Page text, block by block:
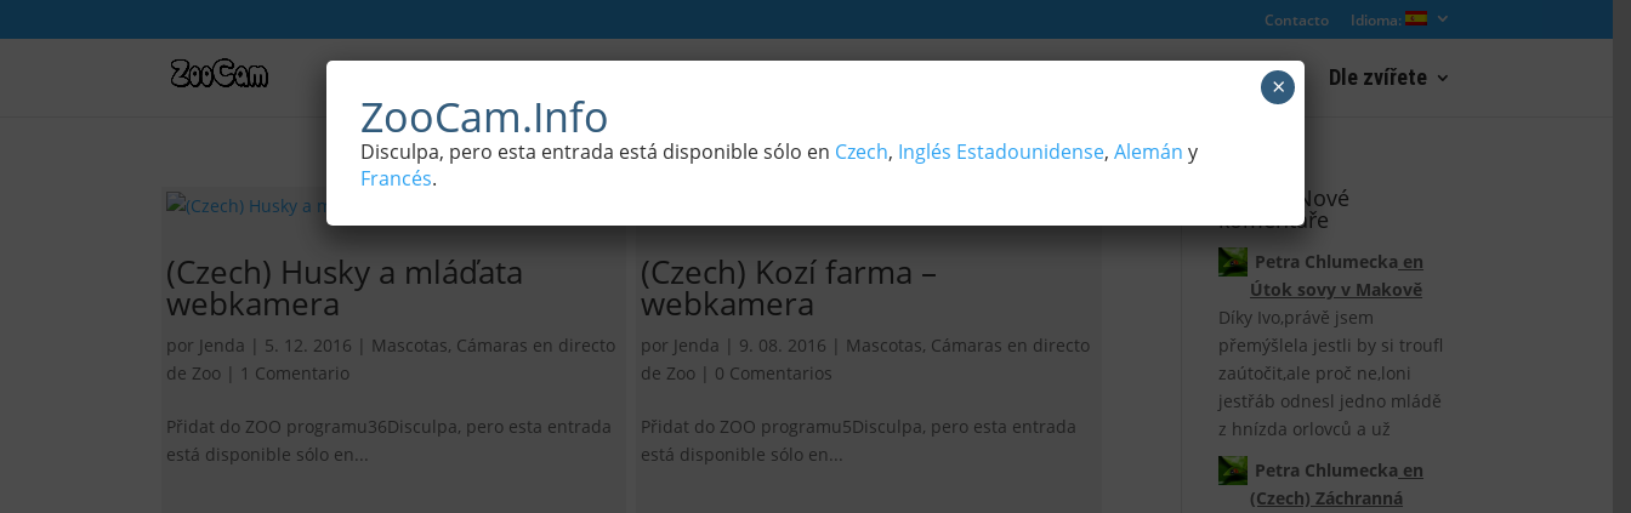
Contacto Idioma:
Paisaje de cámaras Dle zvířete
(Czech) Husky a mláďata
webkamera
por Jenda | 5. 12. 2016 | Mascotas, Cámaras en directo
de Zoo| 1 Comentario
Přidat do ZOO programu36Disculpa, pero esta entrada
está disponible sólo en...
(Czech) Kozí farma –
webkamera
por Jenda | 9. 08. 2016 | Mascotas, Cámaras en directo
de Zoo | 0 Comentarios
Přidat do ZOO programu5Disculpa, pero esta entrada
está disponible sólo en...
(Czech) Nové
komentáře
Petra Chlumecka en
Útok sovy v Makově
Díky Ivo,právě jsem
přemýšlela jestli by si troufl
zaútočit,ale proč ne,loni
jestřáb odnesl jedno mládě
z hnízda orlovců a už
Petra Chlumecka en
(Czech) Záchranná
ZooCam.Info
Disculpa, pero esta entrada está disponible sólo en Czech, Inglés Estadounidense, Alemán y
Francés.
×